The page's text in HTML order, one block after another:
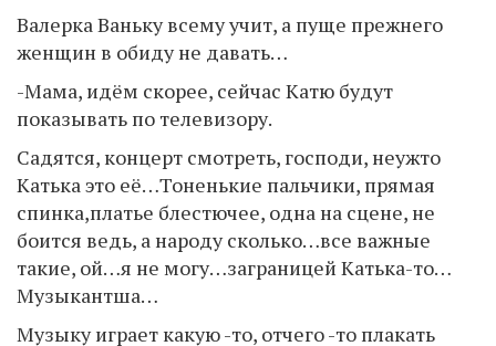
Валерка Ваньку всему учит, а пуще прежнего
женщин в обиду не давать…
-Мама, идём скорее, сейчас Катю будут
показывать по телевизору.
Садятся, концерт смотреть, господи, неужто
Катька это её…Тоненькие пальчики, прямая
спинка,платье блестючее, одна на сцене, не
боится ведь, а народу сколько…все важные
такие, ой…я не могу…заграницей Катька-то…
Музыкантша…
Музыку играет какую -то, отчего -то плакать